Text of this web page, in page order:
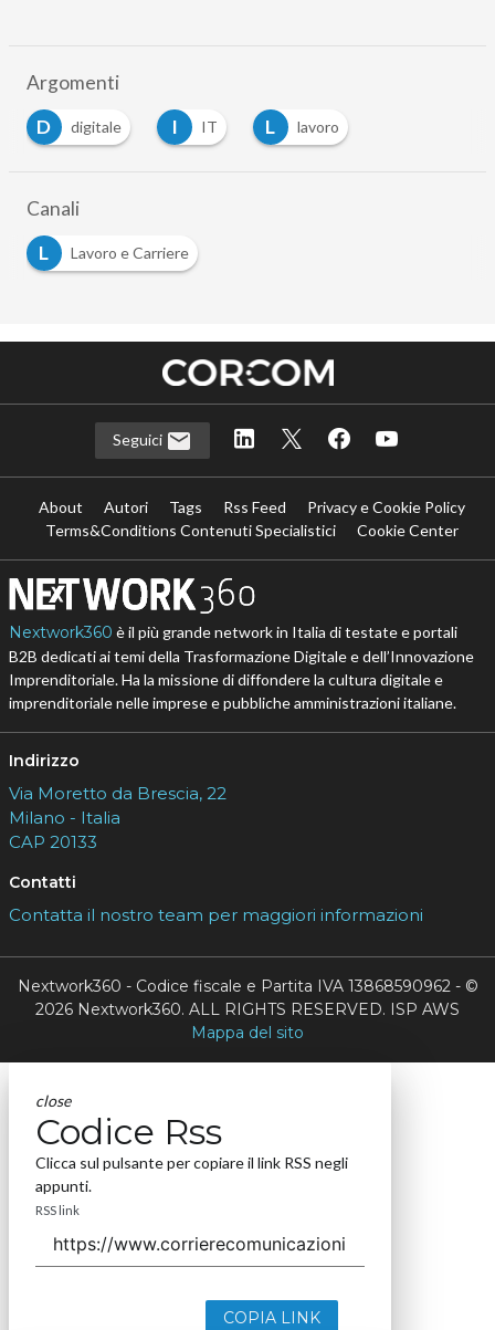
Argomenti
D
digitale I IT L lavoro
Canali
L
Lavoro e Carriere
Seguici
About Autori Tags Rss Feed
Privacy e Cookie Policy
Terms&Conditions Contenuti Specialistici
Cookie Center
Nextwork360 è il più grande network in Italia di testate e portali
B2B dedicati ai temi della Trasformazione Digitale e dell’Innovazione
Imprenditoriale. Ha la missione di diffondere la cultura digitale e
imprenditoriale nelle imprese e pubbliche amministrazioni italiane.
Indirizzo
Via Moretto da Brescia, 22
Milano - Italia
CAP 20133
Contatti
Contatta il nostro team per maggiori informazioni
Nextwork360 - Codice fiscale e Partita IVA 13868590962 - ©
2026 Nextwork360. ALL RIGHTS RESERVED. ISP AWS
Mappa del sito
close
Codice Rss
Clicca sul pulsante per copiare il link RSS negli
appunti.
RSS link
COPIA LINK